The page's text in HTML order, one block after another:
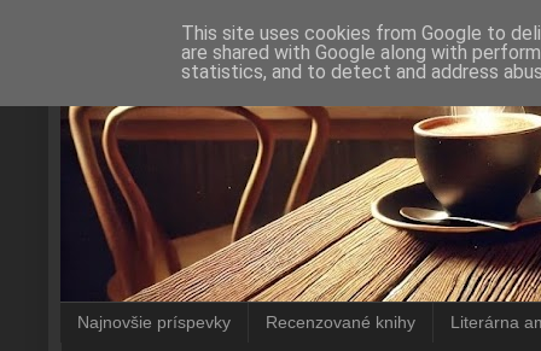
Najnovšie príspevky Recenzované knihy Literárna
This site uses cookies from Google to
are shared with Google along with
statistics, and to detect and address